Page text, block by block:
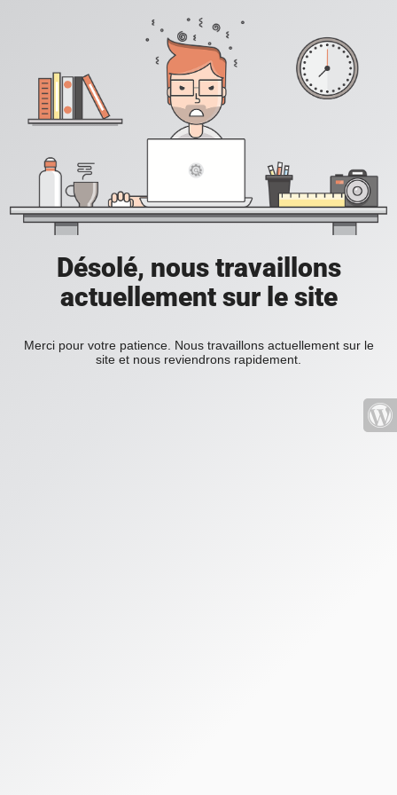
Désolé, nous travaillons
actuellement sur le site
Merci pour votre patience. Nous travaillons actuellement sur le
site et nous reviendrons rapidement.